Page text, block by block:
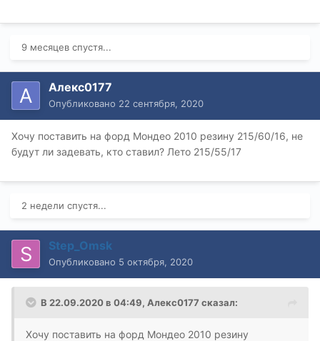
9 месяцев спустя...
Алекс0177
Опубликовано 22 сентября, 2020
Хочу поставить на форд Мондео 2010 резину 215/60/16, не
будут ли задевать, кто ставил? Лето 215/55/17
2 недели спустя...
Step_Omsk
Опубликовано 5 октября, 2020
В 22.09.2020 в 04:49, Алекс0177 сказал:
Хочу поставить на форд Мондео 2010 резину